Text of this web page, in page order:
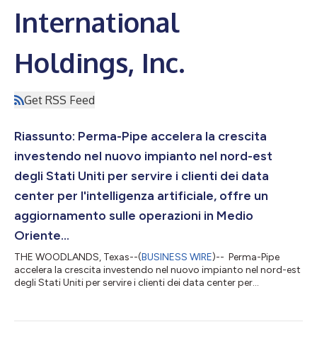
International
Holdings, Inc.
Get RSS Feed
Riassunto: Perma-Pipe accelera la crescita
investendo nel nuovo impianto nel nord-est
degli Stati Uniti per servire i clienti dei data
center per l'intelligenza artificiale, offre un
aggiornamento sulle operazioni in Medio
Oriente...
THE WOODLANDS, Texas--(BUSINESS WIRE)-- Perma-Pipe
accelera la crescita investendo nel nuovo impianto nel nord-est
degli Stati Uniti per servire i clienti dei data center per
strategiche Perma-Pipe International Holdings, Inc. (la